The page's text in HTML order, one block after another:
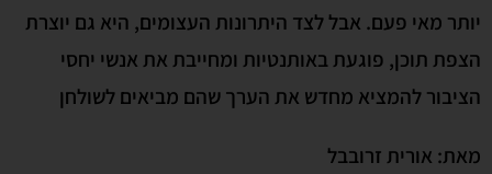
יותר מאי פעם. אבל לצד היתרונות העצומים, היא גם יוצרת
הצפת תוכן, פוגעת באותנטיות ומחייבת את אנשי יחסי
הציבור להמציא מחדש את הערך שהם מביאים לשולחן
מאת: אורית זרובבל